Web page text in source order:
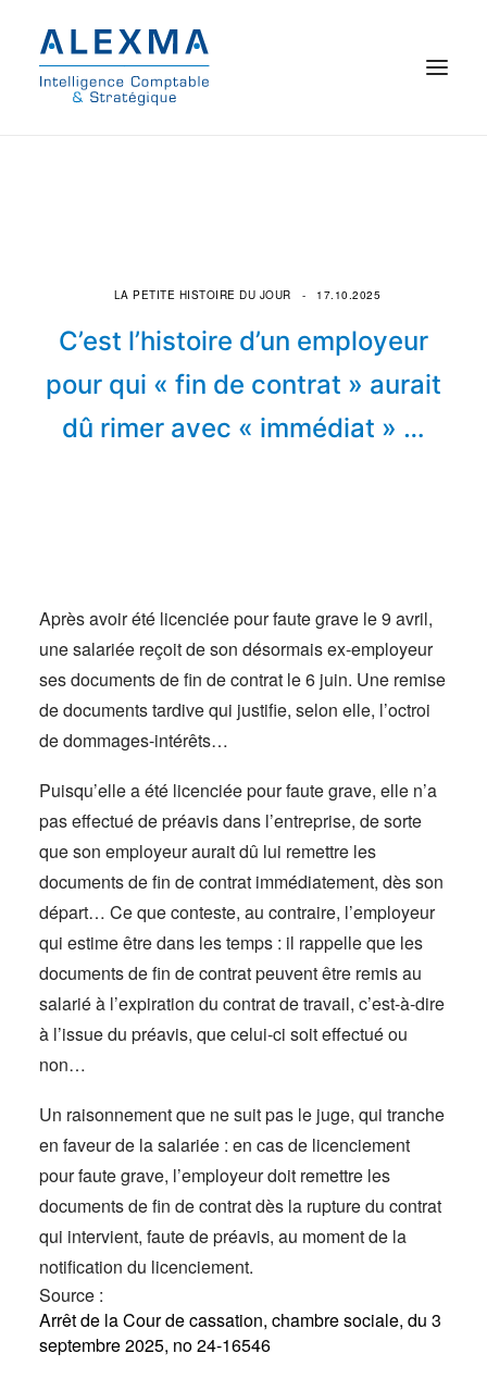
On parle de nous
Qui sommes-nous ?
© 2021 Alexma
C’est l’histoire d’un employeur
pour qui « fin de contrat » aurait
dû rimer avec « immédiat » …
17.10.2025
LA PETITE HISTOIRE DU JOUR
Après avoir été licenciée pour faute grave le 9 avril,
une salariée reçoit de son désormais ex-employeur
ses documents de fin de contrat le 6 juin. Une remise
de documents tardive qui justifie, selon elle, l’octroi
de dommages-intérêts…
Puisqu’elle a été licenciée pour faute grave, elle n’a
pas effectué de préavis dans l’entreprise, de sorte
que son employeur aurait dû lui remettre les
documents de fin de contrat immédiatement, dès son
départ… Ce que conteste, au contraire, l’employeur
qui estime être dans les temps : il rappelle que les
documents de fin de contrat peuvent être remis au
salarié à l’expiration du contrat de travail, c’est-à-dire
à l’issue du préavis, que celui-ci soit effectué ou
non…
Un raisonnement que ne suit pas le juge, qui tranche
en faveur de la salariée : en cas de licenciement
pour faute grave, l’employeur doit remettre les
documents de fin de contrat dès la rupture du contrat
qui intervient, faute de préavis, au moment de la
notification du licenciement.
Source :
Arrêt de la Cour de cassation, chambre sociale, du 3
septembre 2025, no 24-16546